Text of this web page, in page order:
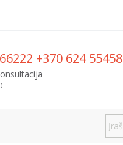
+370 624 55458